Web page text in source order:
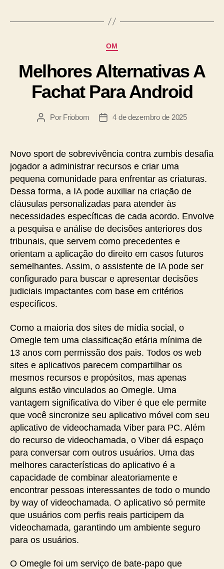
OM
Melhores Alternativas A
Fachat Para Android
Por Friobom 4 de dezembro de 2025
Novo sport de sobrevivência contra zumbis desafia
jogador a administrar recursos e criar uma
pequena comunidade para enfrentar as criaturas.
Dessa forma, a IA pode auxiliar na criação de
cláusulas personalizadas para atender às
necessidades específicas de cada acordo. Envolve
a pesquisa e análise de decisões anteriores dos
tribunais, que servem como precedentes e
orientam a aplicação do direito em casos futuros
semelhantes. Assim, o assistente de IA pode ser
configurado para buscar e apresentar decisões
judiciais impactantes com base em critérios
específicos.
Como a maioria dos sites de mídia social, o
Omegle tem uma classificação etária mínima de
13 anos com permissão dos pais. Todos os web
sites e aplicativos parecem compartilhar os
mesmos recursos e propósitos, mas apenas
alguns estão vinculados ao Omegle. Uma
vantagem significativa do Viber é que ele permite
que você sincronize seu aplicativo móvel com seu
aplicativo de videochamada Viber para PC. Além
do recurso de videochamada, o Viber dá espaço
para conversar com outros usuários. Uma das
melhores características do aplicativo é a
capacidade de combinar aleatoriamente e
encontrar pessoas interessantes de todo o mundo
by way of videochamada. O aplicativo só permite
que usuários com perfis reais participem da
videochamada, garantindo um ambiente seguro
para os usuários.
O Omegle foi um serviço de bate-papo que